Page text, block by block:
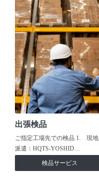
出張検品
ご指定工場先での検品 1. 現地
派遣：HQTS-YOSHID…
検品サービス